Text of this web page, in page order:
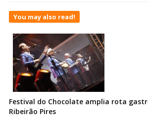
You may also read!
Festival do Chocolate amplia rota
Ribeirão Pires